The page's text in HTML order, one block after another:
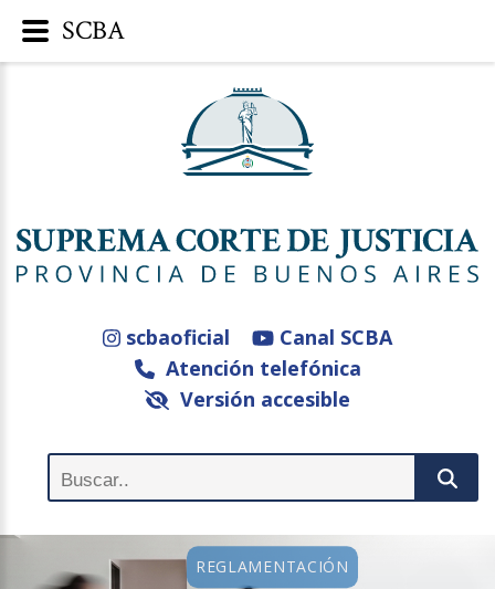
scbaoficial
Canal SCBA
Atención telefónica
Versión accesible
REGLAMENTACIÓN
SCBA